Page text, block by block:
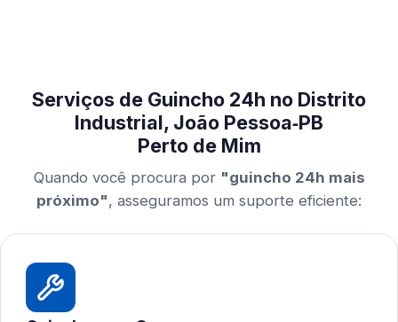
Serviços de Guincho 24h no Distrito
Industrial, João Pessoa‑PB
Perto de Mim
Quando você procura por "guincho 24h mais
próximo", asseguramos um suporte eficiente: